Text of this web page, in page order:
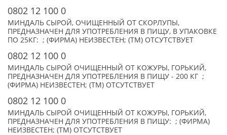
0802 12 100 0
МИНДАЛЬ СЫРОЙ, ОЧИЩЕННЫЙ ОТ СКОРЛУПЫ,
ПРЕДНАЗНАЧЕН ДЛЯ УПОТРЕБЛЕНИЯ В ПИЩУ, В УПАКОВКЕ
ПО 25КГ: ; (ФИРМА) НЕИЗВЕСТЕН; (TM) ОТСУТСТВУЕТ
0802 12 100 0
МИНДАЛЬ СЫРОЙ ОЧИЩЕННЫЙ ОТ КОЖУРЫ, ГОРЬКИЙ,
ПРЕДНАЗНАЧЕН ДЛЯ УПОТРЕБЛЕНИЯ В ПИЩУ - 200 КГ ;
(ФИРМА) НЕИЗВЕСТЕН; (TM) ОТСУТСТВУЕТ
0802 12 100 0
МИНДАЛЬ СЫРОЙ ОЧИЩЕННЫЙ ОТ КОЖУРЫ, ГОРЬКИЙ,
ПРЕДНАЗНАЧЕН ДЛЯ УПОТРЕБЛЕНИЯ В ПИЩУ: ; (ФИРМА)
НЕИЗВЕСТЕН; (TM) ОТСУТСТВУЕТ